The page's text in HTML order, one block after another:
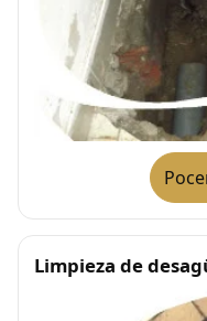
Limpieza de